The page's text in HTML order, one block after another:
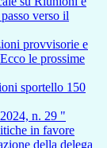
verso il
provvisorie e
le prossime
sportello 150
n. 29 "
in favore
della delega